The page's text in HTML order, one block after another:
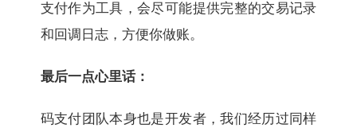
支付作为工具，会尽可能提供完整的交易记录
和回调日志，方便你做账。
最后一点心里话：
码支付团队本身也是开发者，我们经历过同样